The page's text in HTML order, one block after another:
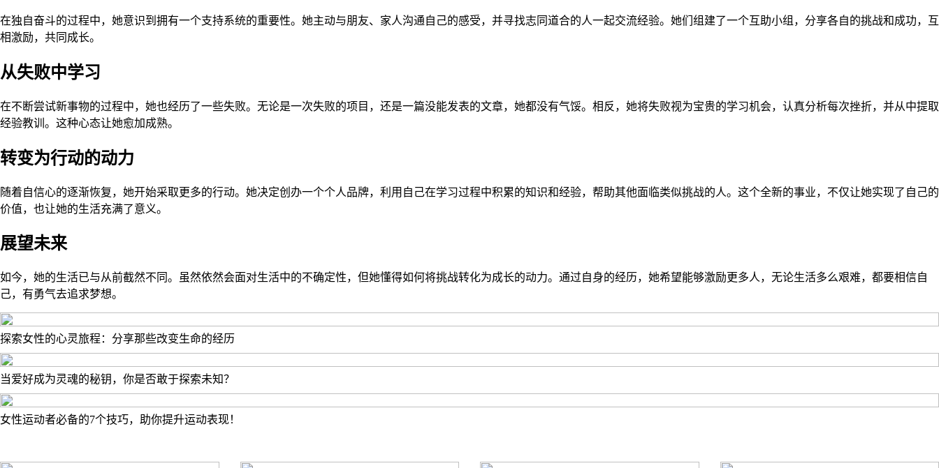
在独自奋斗的过程中，她意识到拥有一个支持系统的重要性。她主动与朋友、家人沟通自己的感受，并寻找志同道合的人一起交流经验。她们组建了一个互助小组，分享各自的挑战和成功，互
相激励，共同成长。
从失败中学习
在不断尝试新事物的过程中，她也经历了一些失败。无论是一次失败的项目，还是一篇没能发表的文章，她都没有气馁。相反，她将失败视为宝贵的学习机会，认真分析每次挫折，并从中提取
经验教训。这种心态让她愈加成熟。
转变为行动的动力
随着自信心的逐渐恢复，她开始采取更多的行动。她决定创办一个个人品牌，利用自己在学习过程中积累的知识和经验，帮助其他面临类似挑战的人。这个全新的事业，不仅让她实现了自己的
价值，也让她的生活充满了意义。
展望未来
如今，她的生活已与从前截然不同。虽然依然会面对生活中的不确定性，但她懂得如何将挑战转化为成长的动力。通过自身的经历，她希望能够激励更多人，无论生活多么艰难，都要相信自
己，有勇气去追求梦想。
探索女性的心灵旅程：分享那些改变生命的经历
当爱好成为灵魂的秘钥，你是否敢于探索未知？
女性运动者必备的7个技巧，助你提升运动表现！